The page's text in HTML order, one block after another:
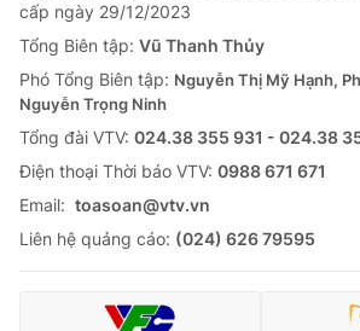
cấp ngày 29/12/2023
Tổng Biên tập: Vũ Thanh Thủy
Phó Tổng Biên tập: Nguyễn Thị Mỹ Hạnh,
Nguyễn Trọng Ninh
Tổng đài VTV: 024.38 355 931 - 024.38
Ðiện thoại Thời báo VTV: 0988 671 671
Email: toasoan@vtv.vn
Liên hệ quảng cáo: (024) 626 79595